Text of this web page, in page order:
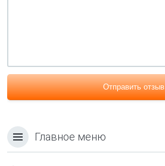
Отправить отзыв
Главное меню